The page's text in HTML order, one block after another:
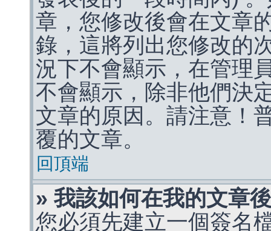
章，您修改後會在文章
錄，這將列出您修改的
況下不會顯示，在管理
不會顯示，除非他們決
文章的原因。請注意！
覆的文章。
回頂端
» 我該如何在我的文章
您必須先建立一個簽名